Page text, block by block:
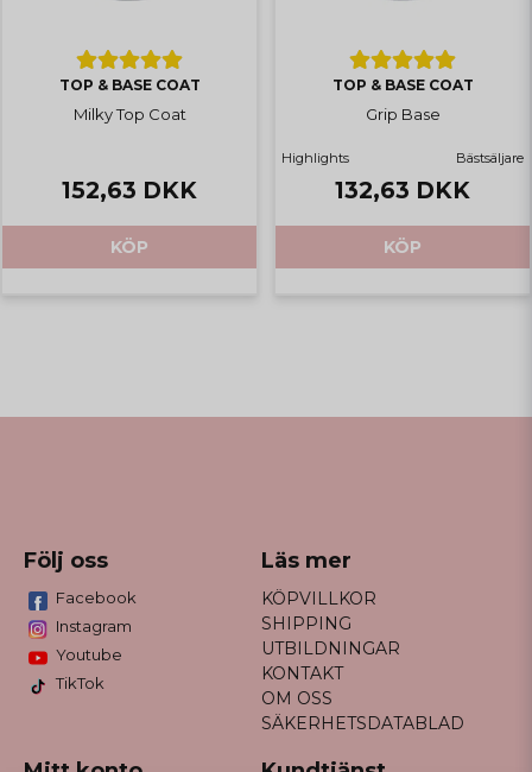
TOP & BASE COAT
Milky Top Coat
152,63 DKK
KÖP
TOP & BASE COAT
Grip Base
Highlights Bästsäljare
132,63 DKK
KÖP
Följ oss
Facebook
Instagram
Youtube
TikTok
Läs mer
KÖPVILLKOR
SHIPPING
UTBILDNINGAR
KONTAKT
OM OSS
SÄKERHETSDATABLAD